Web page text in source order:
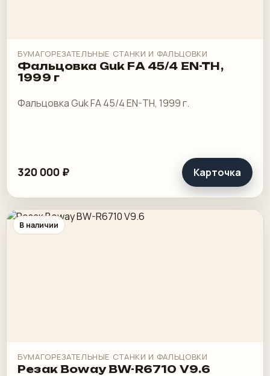
БУМАГОРЕЗАТЕЛЬНЫЕ СТАНКИ И ФАЛЬЦОВКИ
Фальцовка Guk FA 45/4 EN-TH,
1999 г
Фальцовка Guk FA 45/4 EN-TH, 1999 г.
320 000 ₽ Карточка
В наличии
БУМАГОРЕЗАТЕЛЬНЫЕ СТАНКИ И ФАЛЬЦОВКИ
Резак Boway BW-R6710 V9.6